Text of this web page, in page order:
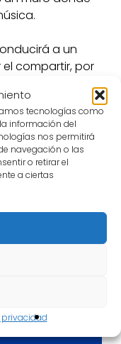
tecnologías como
información del
nos permitirá
navegación o las
o retirar el
a ciertas
privacidad
a un
compartir, por